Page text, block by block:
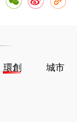
環創 城市